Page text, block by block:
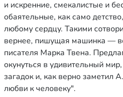
и искренние, смекалистые и
обаятельные, как само
любому сердцу. Такими
вернее, пишущая машинка —
писателя Марка Твена.
окунуться в удивительный
загадок и, как верно заметил
любви к человеку".